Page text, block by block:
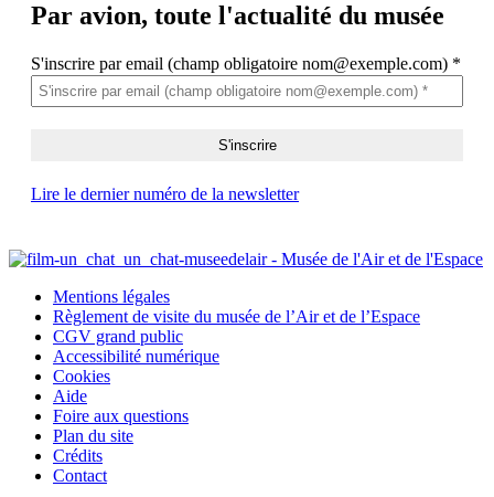
Par avion, toute l'actualité du musée
S'inscrire par email (champ obligatoire nom@exemple.com) *
Lire le dernier numéro de la newsletter
Mentions légales
Règlement de visite du musée de l’Air et de l’Espace
CGV grand public
Accessibilité numérique
Cookies
Aide
Foire aux questions
Plan du site
Crédits
Contact